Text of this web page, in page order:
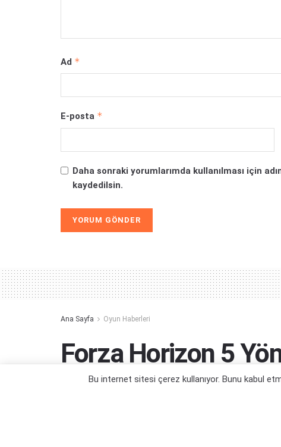
Ad *
E-posta *
Daha sonraki yorumlarımda kullanılması için
kaydedilsin.
Ana Sayfa Oyun Haberleri
Forza Horizon 5
Oyunu Duyuruldu:
Bu internet sitesi çerez kullanıyor. Bunu kabul